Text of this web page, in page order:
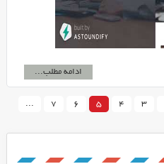
ادامه مطلب...
3
4
5
6
7
...